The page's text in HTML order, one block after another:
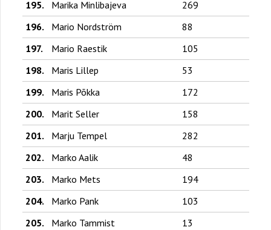
195.
Marika Minlibajeva
269
196.
Mario Nordström
88
197.
Mario Raestik
105
198.
Maris Lillep
53
199.
Maris Põkka
172
200.
Marit Seller
158
201.
Marju Tempel
282
202.
Marko Aalik
48
203.
Marko Mets
194
204.
Marko Pank
103
205.
Marko Tammist
13